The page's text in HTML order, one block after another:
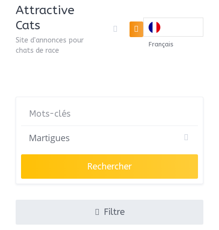
Attractive
Cats
Site d'annonces pour
chats de race
Français
Rechercher
Filtre